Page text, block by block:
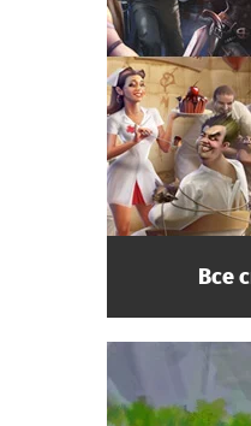
Все